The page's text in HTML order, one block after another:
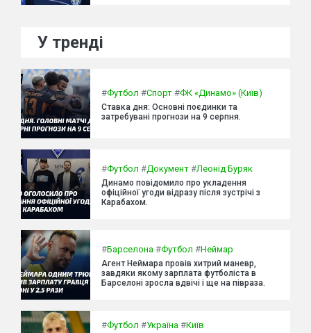
У тренді
#Футбол #Спорт #ФК «Динамо» (Київ)
Ставка дня: Основні поєдинки та
затребувані прогнози на 9 серпня.
#Футбол #Документ #Леонід Буряк
Динамо повідомило про укладення
офіційної угоди відразу після зустрічі з
Карабахом.
#Барселона #Футбол #Неймар
Агент Неймара провів хитрий маневр,
завдяки якому зарплата футболіста в
Барселоні зросла вдвічі і ще на півраза.
#Футбол #Україна #Київ